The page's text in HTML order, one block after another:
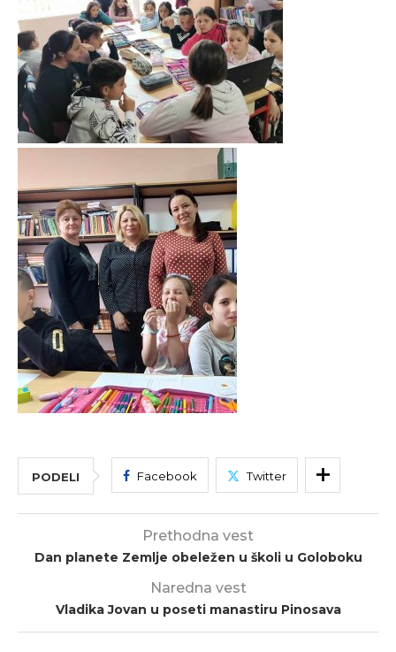
PODELI Facebook Twitter
Prethodna vest
Dan planete Zemlje obeležen u školi u Goloboku
Naredna vest
Vladika Jovan u poseti manastiru Pinosava